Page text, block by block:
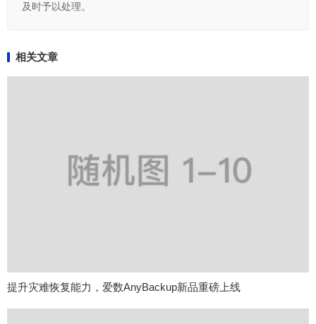
及时予以处理。
相关文章
提升灾难恢复能力，爱数AnyBackup新品重磅上线